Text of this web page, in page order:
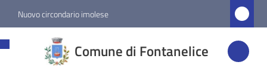
Vai al contenuto
Vai alla navigazione
Vai al footer
Nuovo circondario imolese
Comune di Fontanelice
Fontanelice